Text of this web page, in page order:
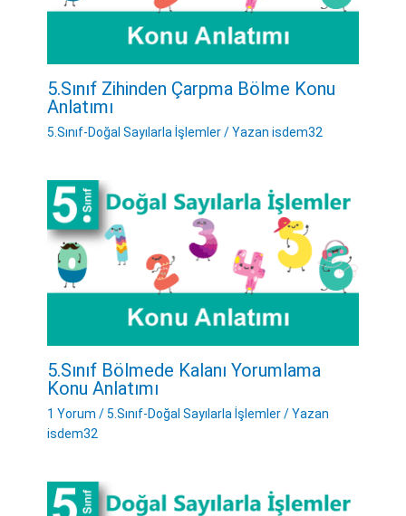
5.Sınıf Zihinden Çarpma Bölme Konu
Anlatımı
5.Sınıf-Doğal Sayılarla İşlemler/ Yazan isdem32
5.Sınıf Bölmede Kalanı Yorumlama
Konu Anlatımı
1 Yorum /5.Sınıf-Doğal Sayılarla İşlemler/ Yazan
isdem32